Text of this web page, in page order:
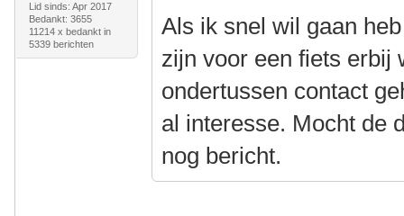
Lid sinds: Apr 2017
Bedankt: 3655
11214 x bedankt in
5339 berichten
Als ik snel wil gaan
zijn voor een fiets erbij
ondertussen contact
al interesse. Mocht de
nog bericht.